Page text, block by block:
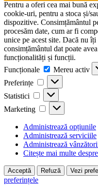
Pentru a oferi cea mai bună
cookie-uri, pentru a stoca și/
dispozitive. Consimțământul
procesăm date, cum ar fi
unice pe acest site. Dacă nu
consimțământul dat poate
funcționalități și funcții.
Funcționale
Funcționale
Mereu activ
Preferințe
Preferințe
Statistici Statistici
Marketing Marketing
Administrează opțiunile
Administrează serviciile
Administrează
Citește mai multe
Acceptă Refuză Vezi
preferințele